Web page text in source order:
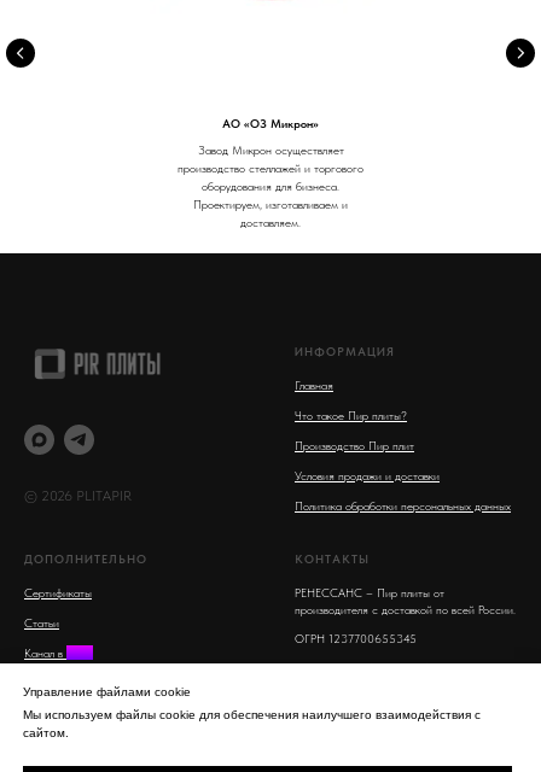
АО «ОЗ Микрон»
Завод Микрон осуществляет
производство стеллажей и торгового
оборудования для бизнеса.
Проектируем, изготавливаем и
доставляем.
© 2026 PLITAPIR
ИНФОРМАЦИЯ
Главная
Что такое Пир плиты?
Производство Пир плит
Условия продажи и доставки
Политика обработки персональных данных
ДОПОЛНИТЕЛЬНО
Сертификаты
Статьи
Канал в MAX
КОНТАКТЫ
РЕНЕССАНС – Пир плиты от
производителя с доставкой по всей России.
ОГРН 1237700655345
Московская область, Люберцы, улица 8
info@plitapir.ru
Управление файлами cookie
Мы используем файлы cookie для обеспечения наилучшего взаимодействия с
сайтом.